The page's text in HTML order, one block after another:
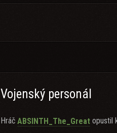
Vojenský personál
Hráč ABSINTH_The_Great opustil